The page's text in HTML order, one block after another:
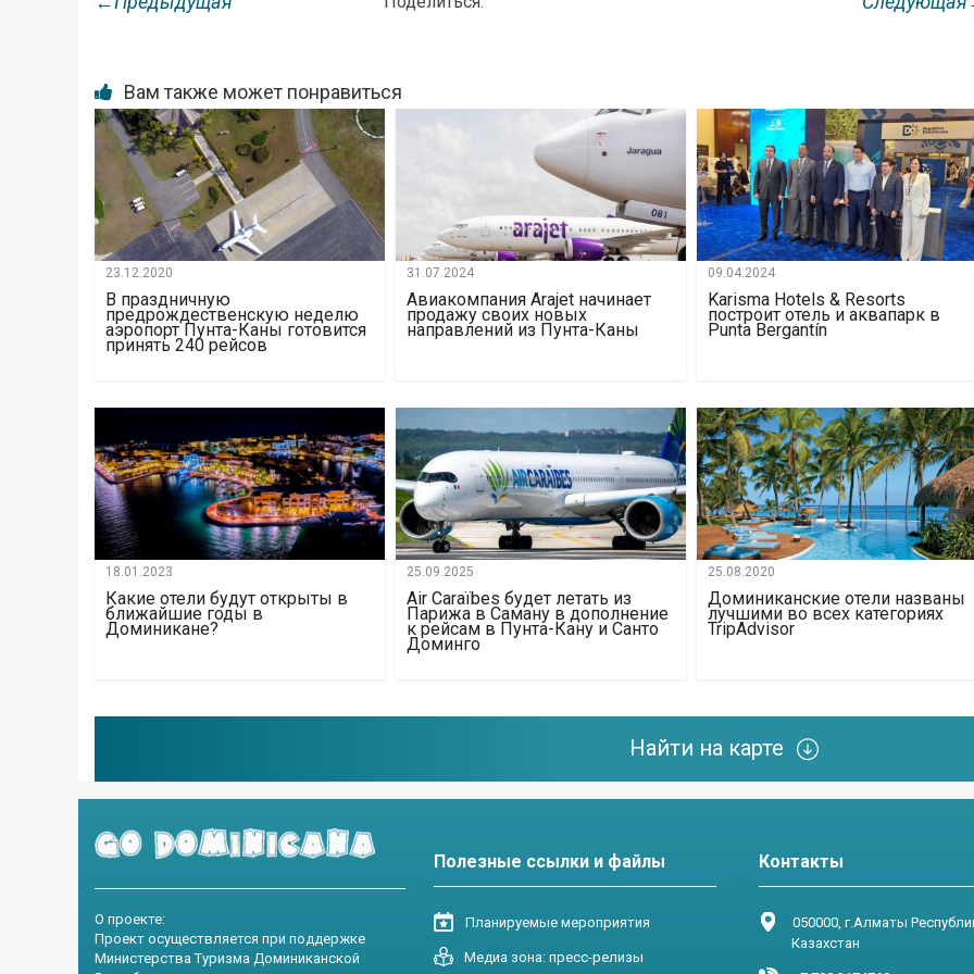
Вам также может понравиться
23.12.2020
В праздничную
предрождественскую неделю
аэропорт Пунта-Каны готовится
принять 240 рейсов
31.07.2024
Авиакомпания Arajet начинает
продажу своих новых
направлений из Пунта-Каны
09.04.2024
Karisma Hotels & Resorts
построит отель и аквапарк в
Punta Bergantín
18.01.2023
Какие отели будут открыты в
ближайшие годы в
Доминикане?
25.09.2025
Air Caraïbes будет летать из
Парижа в Саману в дополнение
к рейсам в Пунта-Кану и Санто
Доминго
25.08.2020
Доминиканские отели названы
лучшими во всех категориях
TripAdvisor
Найти на карте
О проекте:
Проект осуществляется при поддержке
Министерства Туризма Доминиканской
Полезные ссылки и файлы
Планируемые мероприятия
Медиа зона: пресс-релизы
Контакты
050000, г.Алматы
Казахстан